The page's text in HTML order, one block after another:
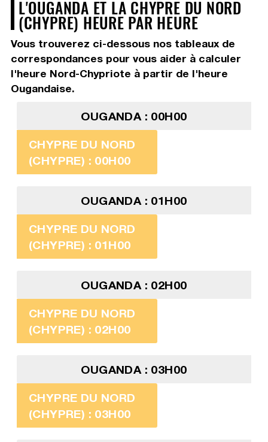
L'OUGANDA ET LA CHYPRE DU NORD
(CHYPRE) HEURE PAR HEURE
Vous trouverez ci-dessous nos tableaux de
correspondances pour vous aider à calculer
l'heure Nord-Chypriote à partir de l'heure
Ougandaise.
OUGANDA : 00H00
CHYPRE DU NORD
(CHYPRE) : 00H00
OUGANDA : 01H00
CHYPRE DU NORD
(CHYPRE) : 01H00
OUGANDA : 02H00
CHYPRE DU NORD
(CHYPRE) : 02H00
OUGANDA : 03H00
CHYPRE DU NORD
(CHYPRE) : 03H00